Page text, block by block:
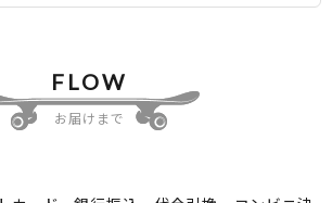
FLOW
お届けまで